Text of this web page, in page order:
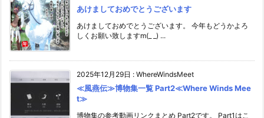
あけましておめでとうございます
あけましておめでとうございます。 今年もどうかよろ
しくお願い致しますm(_ _) ...
2025年12月29日 : WhereWindsMeet
≪風燕伝≫博物集一覧 Part2≪Where Winds Mee
t≫
博物集の参考動画リンクまとめ Part2です。 Part1はこ